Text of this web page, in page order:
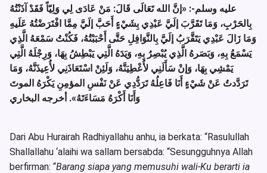
عليه وسلم-: «إنَّ الله تَعَالَى قَالَ: مَنْ عَادَى لِي وَلِيّاً فَقَدْ آذَنْتُهُ
بِالحَرْبِ، وَمَا تَقَرَّبَ إلَيَّ عَبْدِي بِشَيْءٍ أَحَبَّ إلَيَّ مِمَّا افْتَرَضْتُهُ عَلَيهِ
وَمَا زَالَ عَبْدِي يَتَقَّرَبُ إلَيَّ بِالنَّوَافِلِ حَتَّى أَحْبَبْتُهُ، فَكُنْتُ سَمْعَهُ الَّذِي
يَسْمَعُ بِهِ، وَبَصَرهُ الَّذِي يُبْصِرُ بِهِ، وَيَدَهُ الَّتِي يَبْطِشُ بِهَا، وَرِجْلَهُ الَّتِي
يَمْشِي بِهَا، وَإنْ سَأَلَنِي لأُعْطِيَنَّهُ، وَلَئِنْ اسْتَعَاذَنِي لأُعِيذَنَّهُ، وَمَا
تَرَدَّدتُ عَنْ شَيْءٍ أَنَا فَاعِلُهُ تَرَدُّدِي عَنْ نَفْسِ المؤمِنِ يَكْرَهُ الموتَ
وَأَنَا أَكْرَهُ مَسَاءَتَهُ». أخرجه البخاري
Dari Abu Hurairah Radhiyallahu anhu, ia berkata: “Rasulullah
Shallallahu ‘alaihi wa sallam bersabda: “Sesungguhnya Allah
berfirman: “Barang siapa yang memusuhi wali-Ku berarti ia